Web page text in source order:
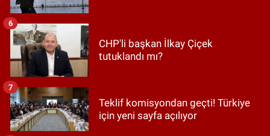
CHP'li başkan İlkay Çiçek
tutuklandı mı?
6
Teklif komisyondan geçti! Türkiye
için yeni sayfa açılıyor
7